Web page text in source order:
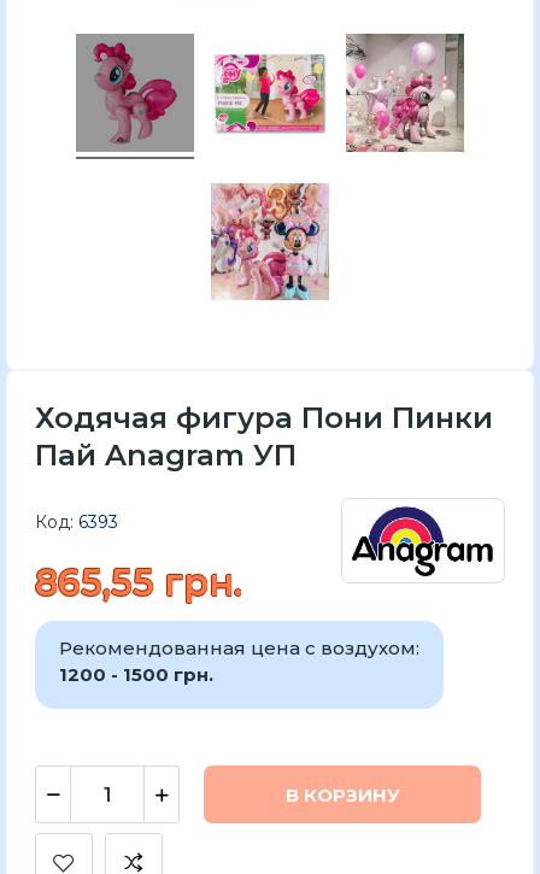
Ходячая фигура Пони Пинки
Пай Anagram УП
Код: 6393
865,55 грн.
Рекомендованная цена с воздухом:
1200 - 1500 грн.
В КОРЗИНУ